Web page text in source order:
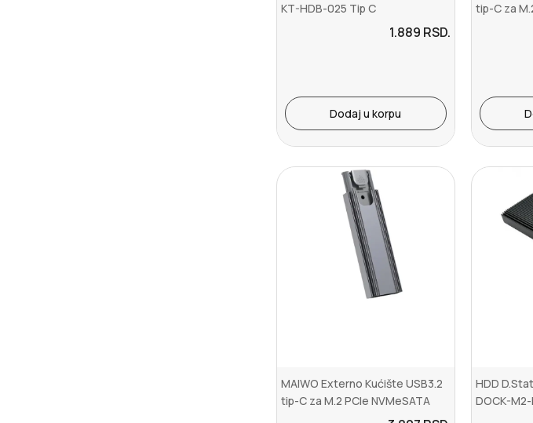
KT-HDB-025 Tip C
1.889 RSD.
Dodaj u korpu
tip-C za
MAIWO Externo Kućište USB3.2
tip-C za M.2 PCIe NVMeSATA
HDD
DOCK-